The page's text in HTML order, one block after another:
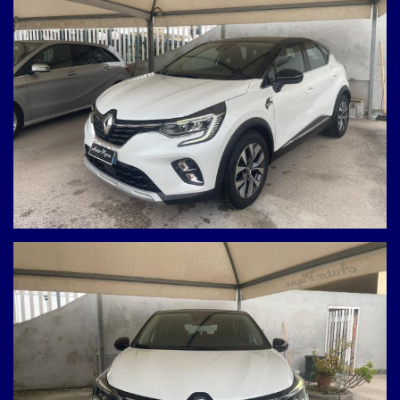
Alzacristalli elettrici anteriori e posteriori
Autoradio Touch screen
bluetooth
USB
Apple CarPlay e Android Auto
Sistema di navigazione
Telecamera posteriore
Cruise control
Limitatore di velocità
Comandi al volante
Comandi vocali
Sensori luci
Sensore pioggia
Sensori parcheggio posteriore e anteriore
Luci diurne led
Fari full led
Cerchi in lega
12 mesi di garanzia inclusi!